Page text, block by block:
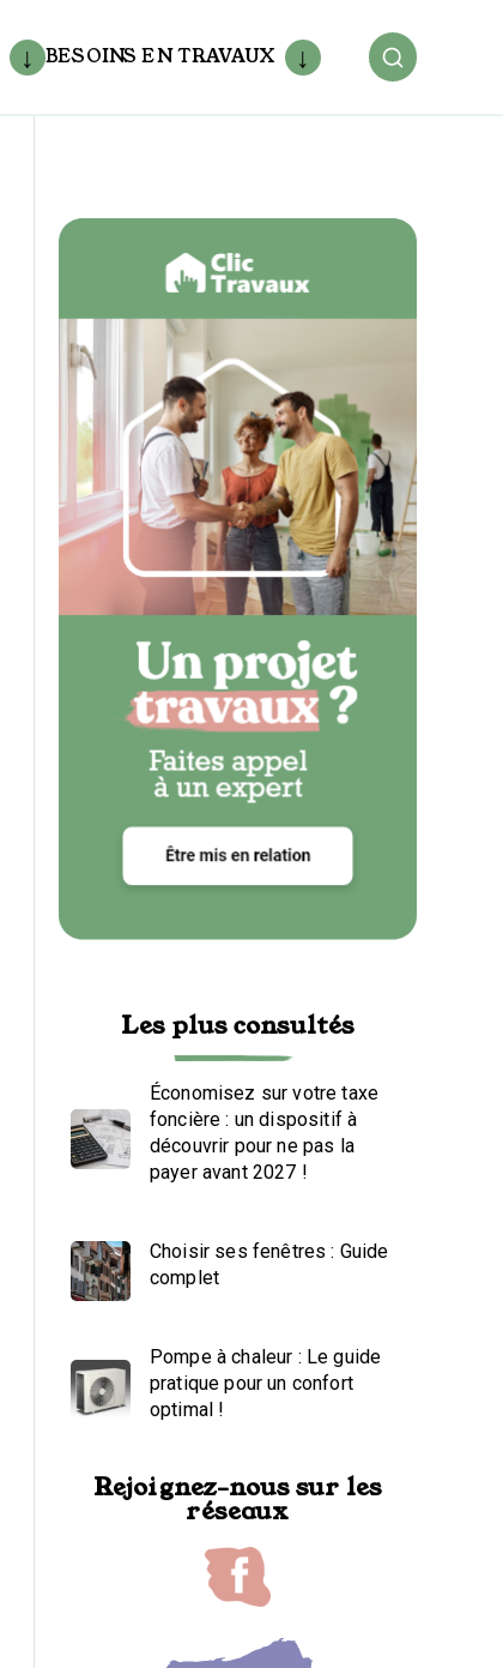
BESOINS EN TRAVAUX
Les plus consultés
Économisez sur votre taxe
foncière : un dispositif à
découvrir pour ne pas la
payer avant 2027 !
Choisir ses fenêtres : Guide
complet
Pompe à chaleur : Le guide
pratique pour un confort
optimal !
Rejoignez-nous sur les
réseaux